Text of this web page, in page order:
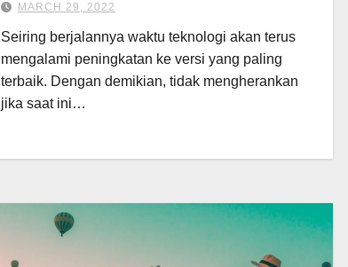
MARCH 29, 2022
Seiring berjalannya waktu teknologi akan terus
mengalami peningkatan ke versi yang paling
terbaik. Dengan demikian, tidak mengherankan
jika saat ini…